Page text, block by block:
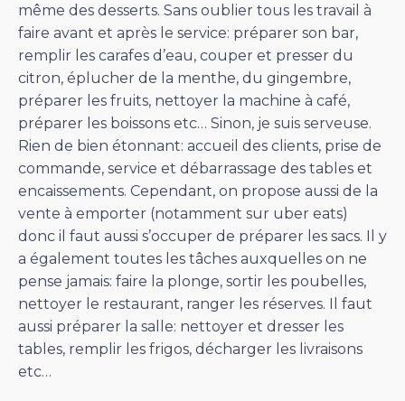
même des desserts. Sans oublier tous les travail à
faire avant et après le service: préparer son bar,
remplir les carafes d’eau, couper et presser du
citron, éplucher de la menthe, du gingembre,
préparer les fruits, nettoyer la machine à café,
préparer les boissons etc… Sinon, je suis serveuse.
Rien de bien étonnant: accueil des clients, prise de
commande, service et débarrassage des tables et
encaissements. Cependant, on propose aussi de la
vente à emporter (notamment sur uber eats)
donc il faut aussi s’occuper de préparer les sacs. Il y
a également toutes les tâches auxquelles on ne
pense jamais: faire la plonge, sortir les poubelles,
nettoyer le restaurant, ranger les réserves. Il faut
aussi préparer la salle: nettoyer et dresser les
tables, remplir les frigos, décharger les livraisons
etc…